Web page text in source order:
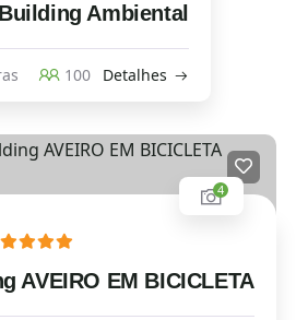
Ambiental
100 Detalhes
4
AVEIRO EM BICICLETA